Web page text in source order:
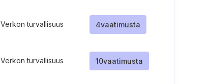
Verkon turvallisuus 4vaatimusta
Verkon turvallisuus 10vaatimusta